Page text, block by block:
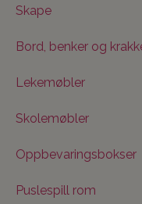
Skape
Bord, benker og
Lekemøbler
Skolemøbler
Oppbevaringsbokser
Puslespill rom